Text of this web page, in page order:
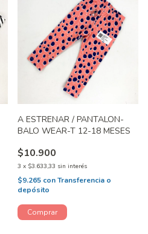
A ESTRENAR / PANTALON-
BALO WEAR-T 12-18 MESES
$10.900
3 x $3.633,33 sin interés
$9.265 conTransferencia o
depósito